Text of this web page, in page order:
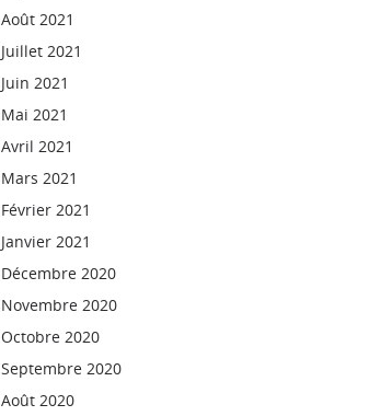
Août 2021
Juillet 2021
Juin 2021
Mai 2021
Avril 2021
Mars 2021
Février 2021
Janvier 2021
Décembre 2020
Novembre 2020
Octobre 2020
Septembre 2020
Août 2020